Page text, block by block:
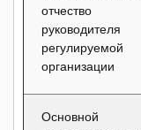
отчество
руководителя
регулируемой
организации
Основной